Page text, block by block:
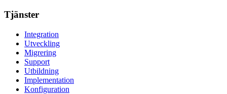
Tjänster
Integration
Utveckling
Migrering
Support
Utbildning
Implementation
Konfiguration